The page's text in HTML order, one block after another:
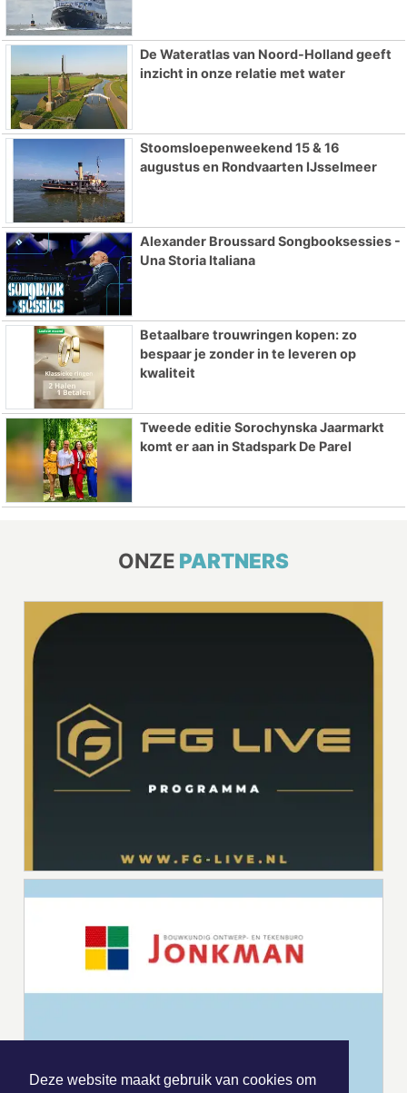
Deze website maakt gebruik van cookies om
De Wateratlas van Noord-Holland geeft
inzicht in onze relatie met water
Stoomsloepenweekend 15 & 16
augustus en Rondvaarten IJsselmeer
Alexander Broussard Songbooksessies -
Una Storia Italiana
Betaalbare trouwringen kopen: zo
bespaar je zonder in te leveren op
kwaliteit
Tweede editie Sorochynska Jaarmarkt
komt er aan in Stadspark De Parel
ONZE PARTNERS